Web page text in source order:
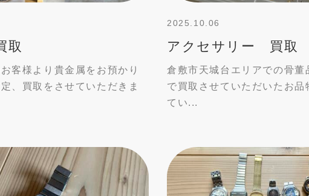
取
客様より貴金属をお預かり
、買取をさせていただきま
2025.10.06
アクセサリー 買取
倉敷市天城台エリアでの骨董
で買取させていただいたお品
てい...